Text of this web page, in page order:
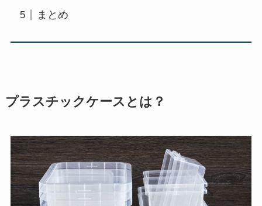
まとめ
プラスチックケースとは？